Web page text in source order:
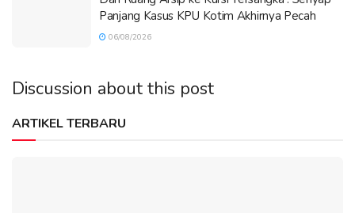
Panjang Kasus KPU Kotim Akhirnya Pecah
06/08/2026
Discussion about this post
ARTIKEL TERBARU